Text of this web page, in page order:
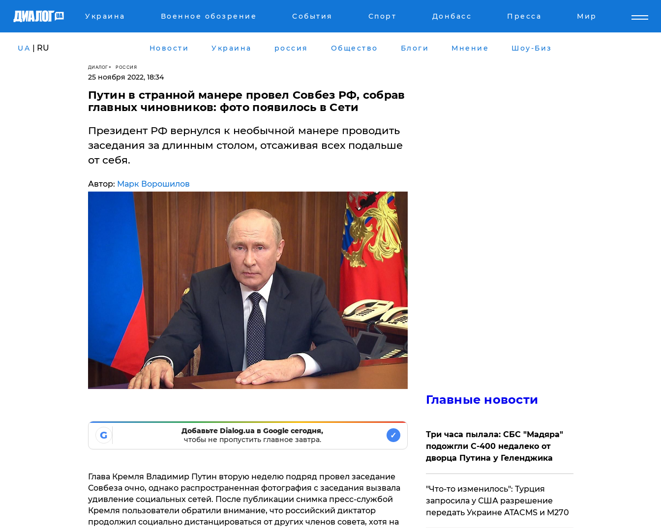
Украина Военное обозрение События Спорт Донбасс Пресса Мир
UA | RU Новости Украина россия Общество Блоги Мнение Шоу-Биз
ДИАЛОГ РОССИЯ
25 ноября 2022, 18:34
Путин в странной манере провел Совбез РФ, собрав
главных чиновников: фото появилось в Сети
Президент РФ вернулся к необычной манере проводить
заседания за длинным столом, отсаживая всех подальше
от себя.
Автор: Марк Ворошилов
G
Добавьте Dialog.ua в Google сегодня,
чтобы не пропустить главное завтра.
✓
Глава Кремля Владимир Путин вторую неделю подряд провел заседание
Совбеза очно, однако распространенная фотография с заседания вызвала
удивление социальных сетей. После публикации снимка пресс-службой
Кремля пользователи обратили внимание, что российский диктатор
продолжил социально дистанцироваться от других членов совета, хотя на
Главные новости
Три часа пылала: СБС "Мадяра"
подожгли С-400 недалеко от
дворца Путина у Геленджика
​"Что-то изменилось": Турция
запросила у США разрешение
передать Украине ATACMS и M270